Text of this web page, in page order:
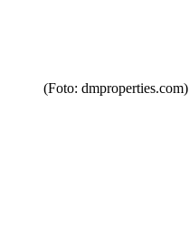
(Foto: dmproperties.com)